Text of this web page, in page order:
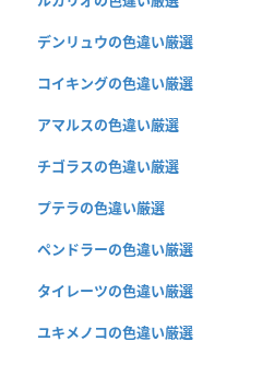
デンリュウの色違い厳選
コイキングの色違い厳選
アマルスの色違い厳選
チゴラスの色違い厳選
プテラの色違い厳選
ペンドラーの色違い厳選
タイレーツの色違い厳選
ユキメノコの色違い厳選